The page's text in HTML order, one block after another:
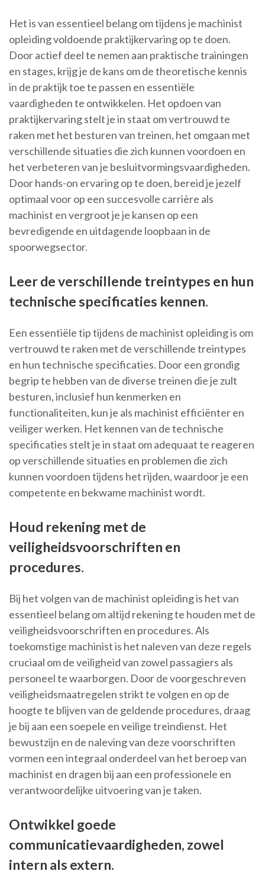
Het is van essentieel belang om tijdens je machinist
opleiding voldoende praktijkervaring op te doen.
Door actief deel te nemen aan praktische trainingen
en stages, krijg je de kans om de theoretische kennis
in de praktijk toe te passen en essentiële
vaardigheden te ontwikkelen. Het opdoen van
praktijkervaring stelt je in staat om vertrouwd te
raken met het besturen van treinen, het omgaan met
verschillende situaties die zich kunnen voordoen en
het verbeteren van je besluitvormingsvaardigheden.
Door hands-on ervaring op te doen, bereid je jezelf
optimaal voor op een succesvolle carrière als
machinist en vergroot je je kansen op een
bevredigende en uitdagende loopbaan in de
spoorwegsector.
Leer de verschillende treintypes en hun
technische specificaties kennen.
Een essentiële tip tijdens de machinist opleiding is om
vertrouwd te raken met de verschillende treintypes
en hun technische specificaties. Door een grondig
begrip te hebben van de diverse treinen die je zult
besturen, inclusief hun kenmerken en
functionaliteiten, kun je als machinist efficiënter en
veiliger werken. Het kennen van de technische
specificaties stelt je in staat om adequaat te reageren
op verschillende situaties en problemen die zich
kunnen voordoen tijdens het rijden, waardoor je een
competente en bekwame machinist wordt.
Houd rekening met de
veiligheidsvoorschriften en
procedures.
Bij het volgen van de machinist opleiding is het van
essentieel belang om altijd rekening te houden met de
veiligheidsvoorschriften en procedures. Als
toekomstige machinist is het naleven van deze regels
cruciaal om de veiligheid van zowel passagiers als
personeel te waarborgen. Door de voorgeschreven
veiligheidsmaatregelen strikt te volgen en op de
hoogte te blijven van de geldende procedures, draag
je bij aan een soepele en veilige treindienst. Het
bewustzijn en de naleving van deze voorschriften
vormen een integraal onderdeel van het beroep van
machinist en dragen bij aan een professionele en
verantwoordelijke uitvoering van je taken.
Ontwikkel goede
communicatievaardigheden, zowel
intern als extern.